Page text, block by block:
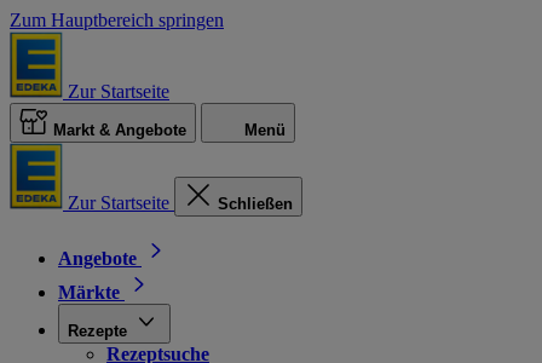
Zum Hauptbereich springen
Zur Startseite
Markt & Angebote Menü
Zur Startseite Schließen
Angebote
Märkte
Rezepte
Rezeptsuche